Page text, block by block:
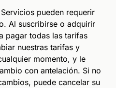
pueden requerir
Al suscribirse o adquirir
pagar todas las tarifas
nuestras tarifas y
momento, y le
con antelación. Si no
puede cancelar su